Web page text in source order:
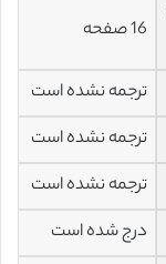
16 صفحه
ترجمه نشده است
ترجمه نشده است
ترجمه نشده است
درج شده است